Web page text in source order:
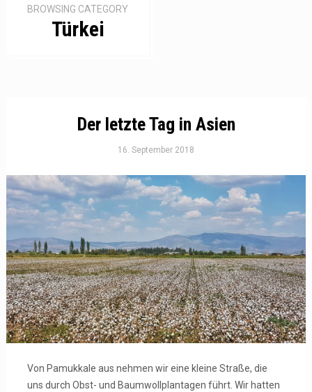
BROWSING CATEGORY
Türkei
Der letzte Tag in Asien
16. September 2018
Von Pamukkale aus nehmen wir eine kleine Straße, die
uns durch Obst- und Baumwollplantagen führt. Wir hatten